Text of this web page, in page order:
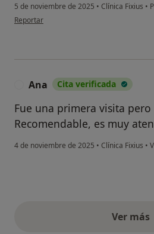
5 de noviembre de 2025 • Clínica Fixius •
en opinión del usuario Ignacio
Reportar
Ana Cita verificada
Fue una primera visita
Recomendable, es muy
4 de noviembre de 2025 • Clínica Fixius •
Ver más